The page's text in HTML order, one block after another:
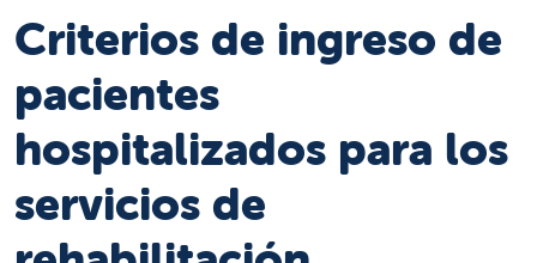
Criterios de ingreso de
pacientes
hospitalizados para los
servicios de